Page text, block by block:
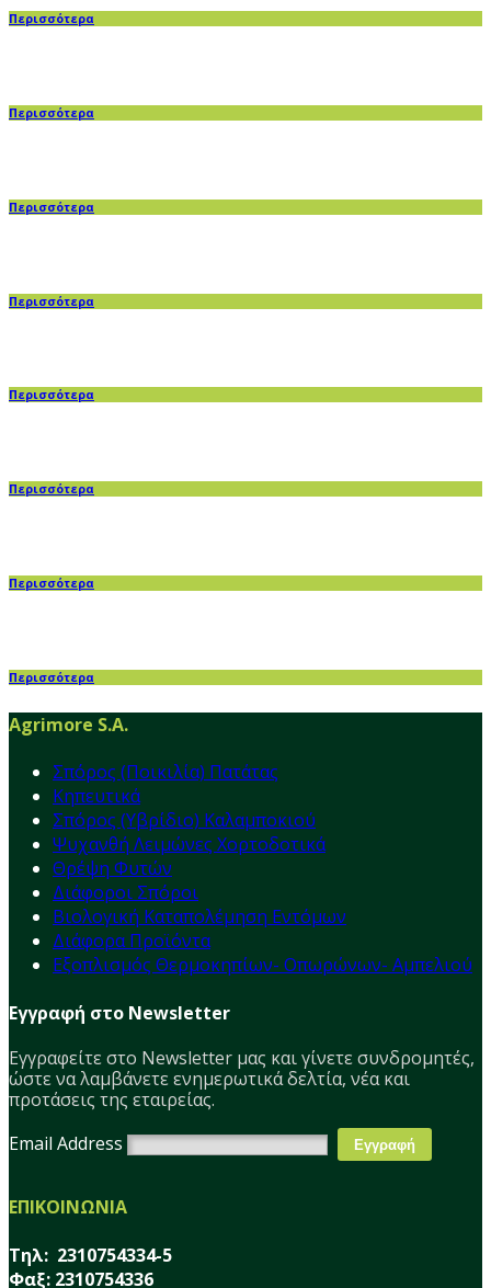
Περισσότερα
Περισσότερα
Περισσότερα
Περισσότερα
Περισσότερα
Περισσότερα
Περισσότερα
Περισσότερα
Agrimore S.A.
Σπόρος (Ποικιλία) Πατάτας
Κηπευτικά
Σπόρος (Υβρίδιο) Καλαμποκιού
Ψυχανθή Λειμώνες Χορτοδοτικά
Θρέψη Φυτών
Διάφοροι Σπόροι
Βιολογική Καταπολέμηση Εντόμων
Διάφορα Προϊόντα
Εξοπλισμός Θερμοκηπίων- Οπωρώνων- Αμπελιού
Εγγραφή στο Newsletter
Εγγραφείτε στο Νewsletter μας και γίνετε συνδρομητές,
ώστε να λαμβάνετε ενημερωτικά δελτία, νέα και
προτάσεις της εταιρείας.
Email Address
ΕΠΙΚΟΙΝΩΝΙΑ
Τηλ: 2310754334-5
Φαξ: 2310754336